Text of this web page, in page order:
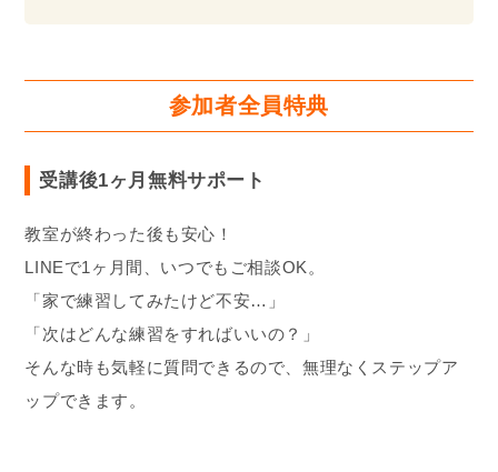
参加者全員特典
受講後1ヶ月無料サポート
教室が終わった後も安心！
LINEで1ヶ月間、いつでもご相談OK。
「家で練習してみたけど不安…」
「次はどんな練習をすればいいの？」
そんな時も気軽に質問できるので、無理なくステップア
ップできます。